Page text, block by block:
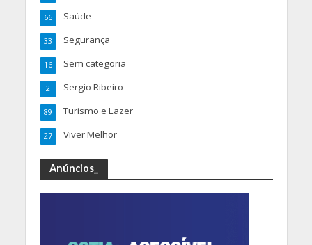
Saúde
66
Segurança
33
Sem categoria
16
Sergio Ribeiro
2
Turismo e Lazer
89
Viver Melhor
27
Anúncios_